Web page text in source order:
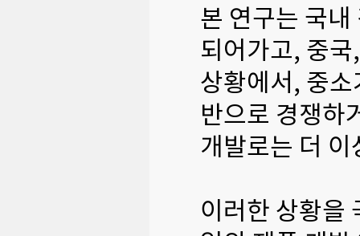
본 연구는 국
되어가고, 중
상황에서, 중
반으로 경쟁하
개발로는 더
이러한 상황을